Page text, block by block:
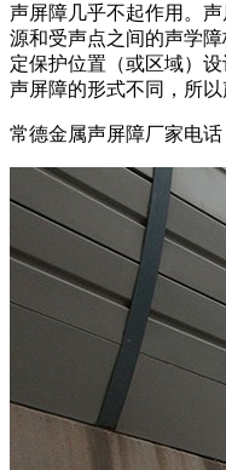
声屏障几乎不起作用。
源和受声点之间的声学
定保护位置（或区域）
声屏障的形式不同，所以
常德金属声屏障厂家电话